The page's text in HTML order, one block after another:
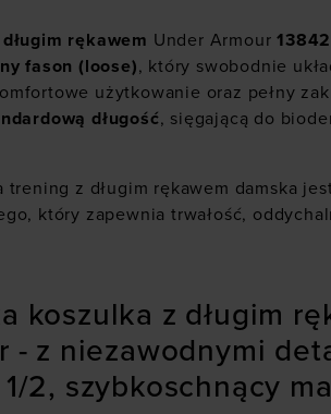
rękawem Under Armour
fason (loose), który swobodnie
użytkowanie oraz pełny
długość, sięgającą do
trening z długim rękawem damska
który zapewnia trwałość,
koszulka z długim
- z niezawodnymi
2, szybkoschnący